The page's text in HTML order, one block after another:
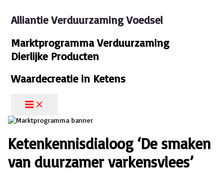
naar
deAlliantie Verduurzaming Voedsel
Marktprogramma Verduurzaming
Dierlijke Producten
Waardecreatie in Ketens
Ketenkennisdialoog ‘De smaken
van duurzamer varkensvlees’